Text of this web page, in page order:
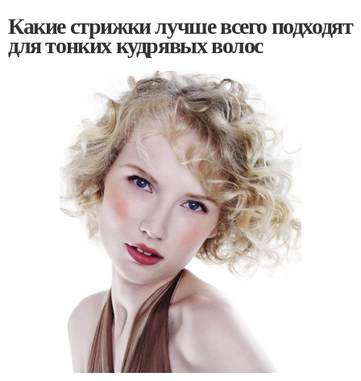
Какие стрижки лучше всего подходят
для тонких кудрявых волос